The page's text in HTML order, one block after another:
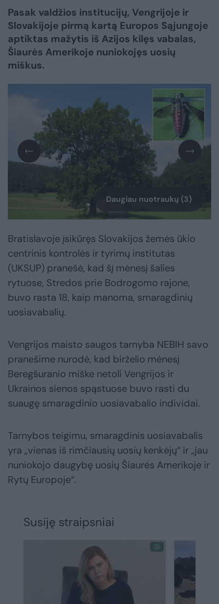
Pasak valdžios institucijų, Vengrijoje ir
Slovakijoje pirmą kartą Europos Sąjungoje
aptiktas mažytis iš Azijos kilęs vabalas,
Šiaurės Amerikoje nuniokojęs uosių
miškus.
Daugiau nuotraukų (3)
Bratislavoje įsikūręs Slovakijos žemės ūkio
centrinis kontrolės ir tyrimų institutas
(UKSUP) pranešė, kad šį mėnesį šalies
rytuose, Stredos prie Bodrogomo rajone,
buvo rasta 18, kaip manoma, smaragdinių
uosiavabalių.
Vengrijos maisto saugos tarnyba NEBIH savo
pranešime nurodė, kad birželio mėnesį
Beregšuranio miške netoli Vengrijos ir
Ukrainos sienos spąstuose buvo rasti du
suaugę smaragdinio uosiavabalio individai.
Tarnybos teigimu, smaragdinis uosiavabalis
yra „vienas iš rimčiausių uosių kenkėjų“ ir „jau
nuniokojo daugybę uosių Šiaurės Amerikoje ir
Rytų Europoje“.
Susiję straipsniai